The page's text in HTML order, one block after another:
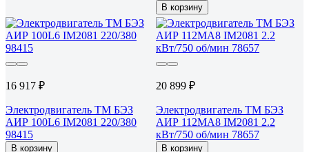
В корзину
16 917 ₽
Электродвигатель ТМ БЭЗ
АИР 100L6 IM2081 220/380
98415
В корзину
20 899 ₽
Электродвигатель ТМ БЭЗ
АИР 112MA8 IM2081 2.2
кВт/750 об/мин 78657
В корзину